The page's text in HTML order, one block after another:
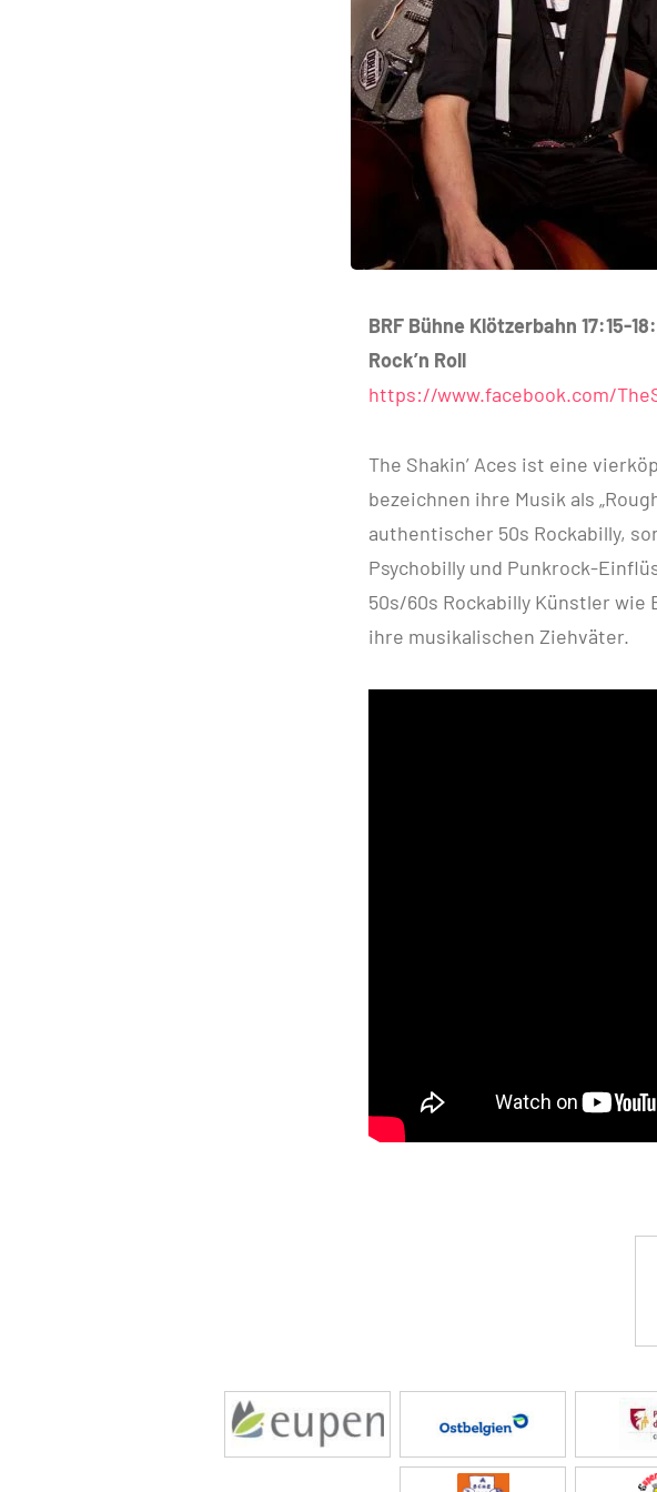
BRF Bühne Klötzerbahn 17:15-
Rock’n Roll
https://www.facebook.com/
The Shakin’ Aces ist eine
bezeichnen ihre Musik als
authentischer 50s Rockabilly,
Psychobilly und Punkrock-
50s/60s Rockabilly Künstler wie
ihre musikalischen Ziehväter.